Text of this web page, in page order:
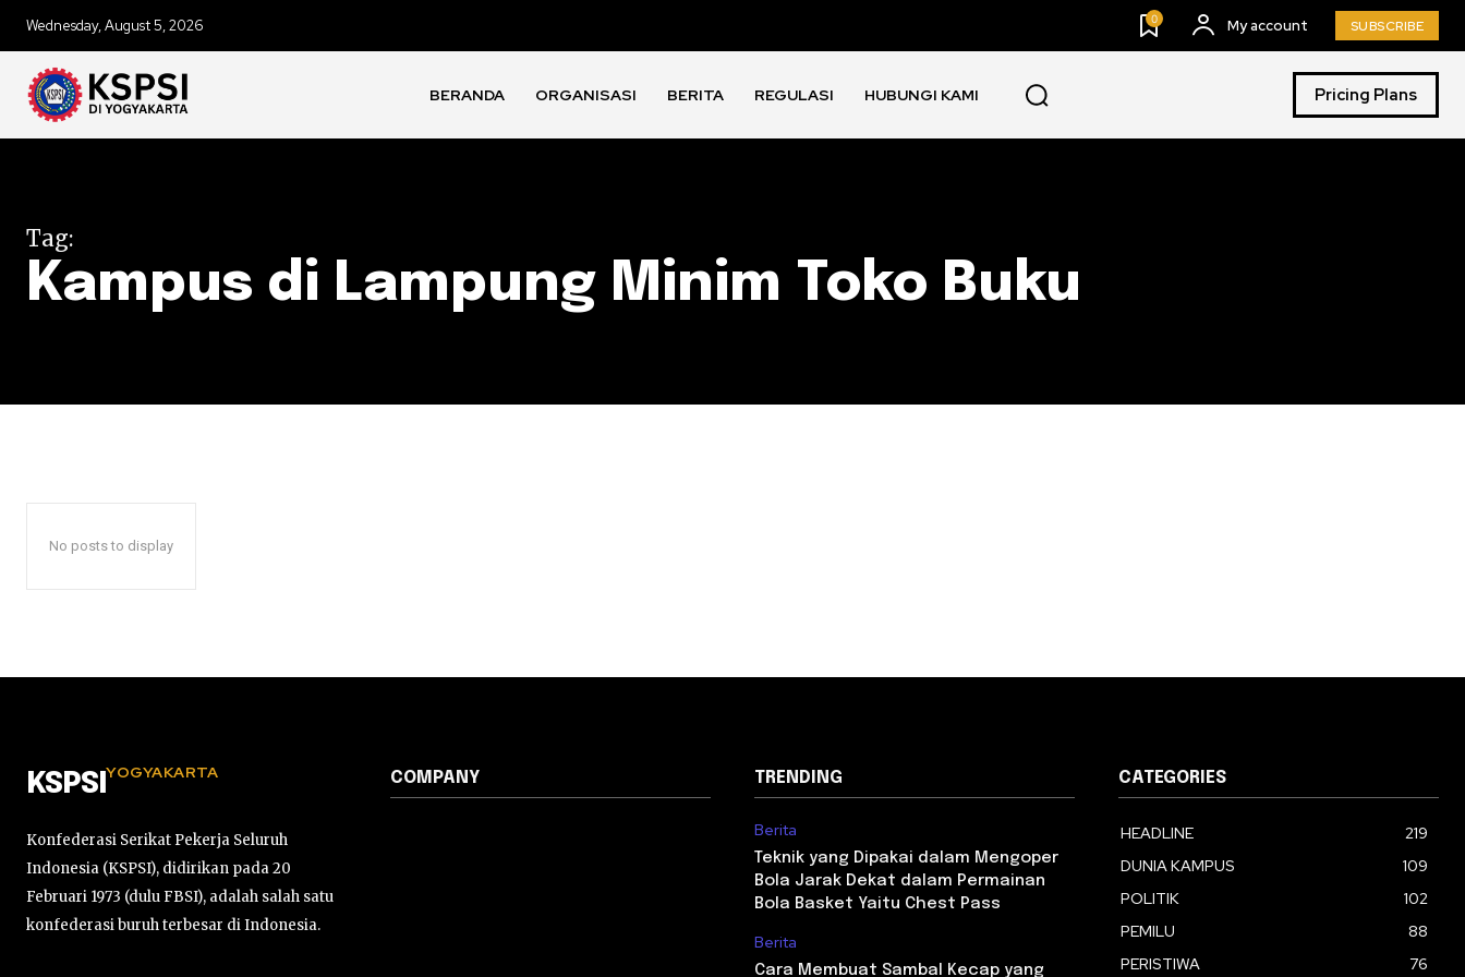
Wednesday, August 5, 2026 0 My account SUBSCRIBE
BERANDA ORGANISASI BERITA REGULASI HUBUNGI KAMI Pricing Plans
Tag:
Kampus di Lampung Minim Toko Buku
No posts to display
KSPSI YOGYAKARTA
Konfederasi Serikat Pekerja Seluruh
Indonesia (KSPSI), didirikan pada 20
Februari 1973 (dulu FBSI), adalah salah satu
konfederasi buruh terbesar di Indonesia.
COMPANY TRENDING
Berita
Teknik yang Dipakai dalam Mengoper
Bola Jarak Dekat dalam Permainan
Bola Basket Yaitu Chest Pass
Berita
Cara Membuat Sambal Kecap yang
CATEGORIES
HEADLINE
219
DUNIA KAMPUS
109
POLITIK
102
PEMILU
88
PERISTIWA
76